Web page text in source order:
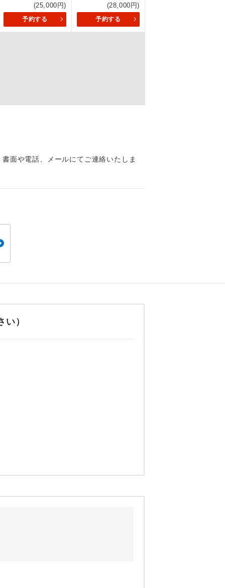
(25,000円)
予約する
(28,000円)
予約する
面や電話、メールにてご連絡いたしま
）
。